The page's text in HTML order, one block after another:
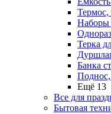
Термос,
Наборы
Терка
Банка
Поднос,
Ещё 13
Все для
Бытовая